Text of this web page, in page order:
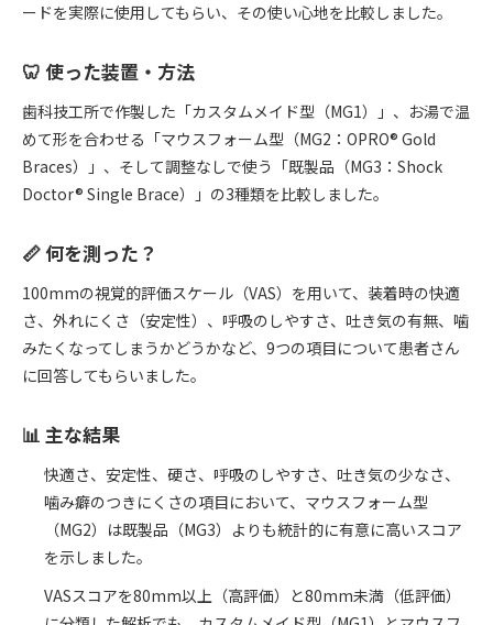
ードを実際に使用してもらい、その使い心地を比較しました。
🦷 使った装置・方法
歯科技工所で作製した「カスタムメイド型（MG1）」、お湯で温
めて形を合わせる「マウスフォーム型（MG2：OPRO® Gold
Braces）」、そして調整なしで使う「既製品（MG3：Shock
Doctor® Single Brace）」の3種類を比較しました。
📏 何を測った？
100mmの視覚的評価スケール（VAS）を用いて、装着時の快適
さ、外れにくさ（安定性）、呼吸のしやすさ、吐き気の有無、噛
みたくなってしまうかどうかなど、9つの項目について患者さん
に回答してもらいました。
📊 主な結果
快適さ、安定性、硬さ、呼吸のしやすさ、吐き気の少なさ、
噛み癖のつきにくさの項目において、マウスフォーム型
（MG2）は既製品（MG3）よりも統計的に有意に高いスコア
を示しました。
VASスコアを80mm以上（高評価）と80mm未満（低評価）